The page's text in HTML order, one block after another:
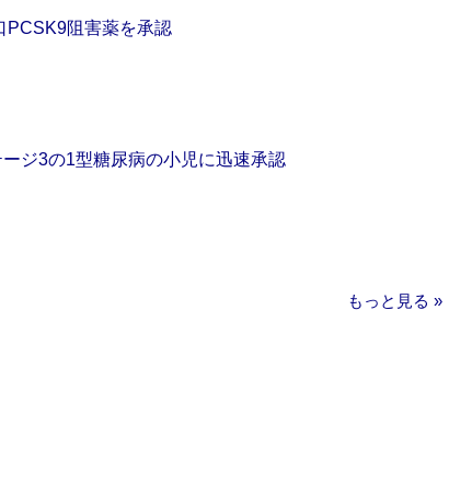
PCSK9阻害薬を承認
ジ3の1型糖尿病の小児に迅速承認
もっと見る »